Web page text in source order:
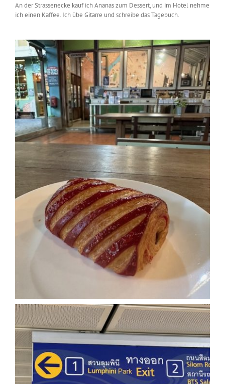
An der Strassenecke kauf ich Ananas zum Dessert, und im Hotel nehme
ich einen Kaffee. Ich übe Gitarre und schreibe das Tagebuch.